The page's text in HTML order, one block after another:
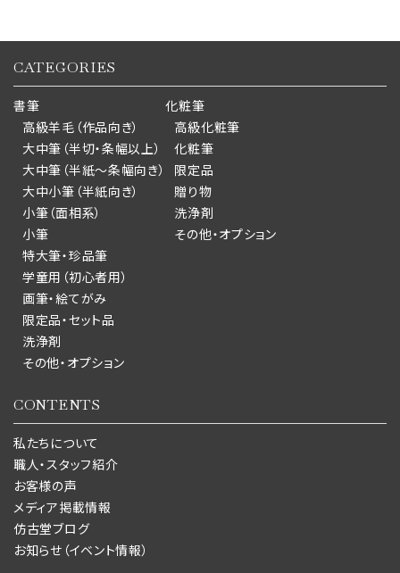
CATEGORIES
書筆
高級羊毛（作品向き）
大中筆（半切・条幅以上）
大中筆（半紙～条幅向き）
大中小筆（半紙向き）
小筆（面相系）
小筆
特大筆・珍品筆
学童用（初心者用）
画筆・絵てがみ
限定品・セット品
洗浄剤
その他・オプション
化粧筆
高級化粧筆
化粧筆
限定品
贈り物
洗浄剤
その他・オプション
CONTENTS
私たちについて
職人・スタッフ紹介
お客様の声
メディア掲載情報
仿古堂ブログ
お知らせ（イベント情報）